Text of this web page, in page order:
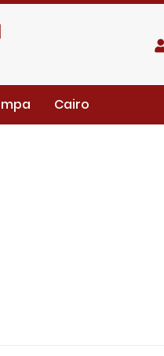
Cairo